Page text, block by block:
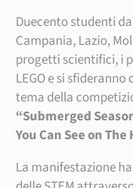
Duecento studenti
Campania, Lazio,
progetti scientifici, i
LEGO e si
tema della
“Submerged
You Can See on The
La manifestazione